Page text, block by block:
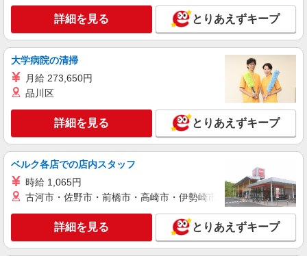
詳細を見る とりあえずキープ
大学病院の清掃
月給 273,650円
品川区
詳細を見る とりあえずキープ
ベルク各店での店内スタッフ
時給 1,065円
古河市・佐野市・前橋市・高崎市・伊勢崎市・太田市・館林市
詳細を見る とりあえずキープ